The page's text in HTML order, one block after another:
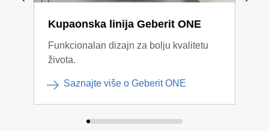
Kupaonska linija Geberit ONE
Funkcionalan dizajn za bolju kvalitetu
života.
Saznajte više o Geberit ONE